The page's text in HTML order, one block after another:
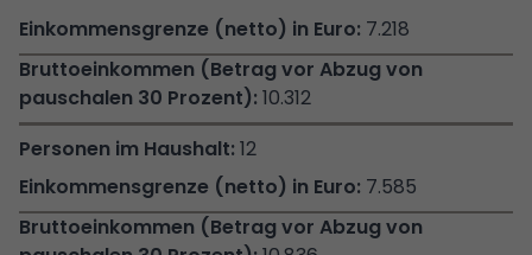
7.218
10.312
12
7.585